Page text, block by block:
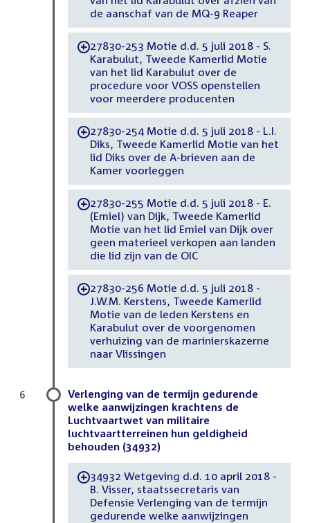
de aanschaf van de MQ-9 Reaper
-27830-253 Motie d.d. 5 juli 2018 - S.
Karabulut, Tweede Kamerlid Motie
van het lid Karabulut over de
procedure voor VOSS openstellen
voor meerdere producenten
-27830-254 Motie d.d. 5 juli 2018 - L.I.
Diks, Tweede Kamerlid Motie van het
lid Diks over de A-brieven aan de
Kamer voorleggen
-27830-255 Motie d.d. 5 juli 2018 - E.
(Emiel) van Dijk, Tweede Kamerlid
Motie van het lid Emiel van Dijk over
geen materieel verkopen aan landen
die lid zijn van de OIC
-27830-256 Motie d.d. 5 juli 2018 -
J.W.M. Kerstens, Tweede Kamerlid
Motie van de leden Kerstens en
Karabulut over de voorgenomen
verhuizing van de marinierskazerne
naar Vlissingen
Verlenging van de termijn gedurende
welke aanwijzingen krachtens de
Luchtvaartwet van militaire
luchtvaartterreinen hun geldigheid
behouden (34932)
-34932 Wetgeving d.d. 10 april 2018 -
B. Visser, staatssecretaris van
Defensie Verlenging van de termijn
gedurende welke aanwijzingen
6